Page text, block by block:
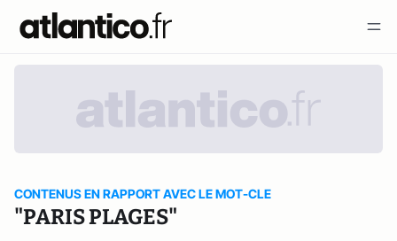
CONTENUS EN RAPPORT AVEC LE MOT-CLE
"PARIS PLAGES"